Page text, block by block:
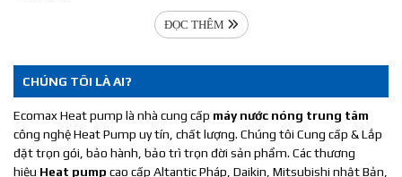
ĐỌC THÊM
CHÚNG TÔI LÀ AI?
Ecomax Heat pump là nhà cung cấp máy nước nóng trung tâm
công nghệ Heat Pump uy tín, chất lượng. Chúng tôi Cung cấp & Lắp
đặt trọn gói, bảo hành, bảo trì trọn đời sản phẩm. Các thương
hiệu Heat pump cao cấp Altantic Pháp, Daikin, Mitsubishi nhật Bản,